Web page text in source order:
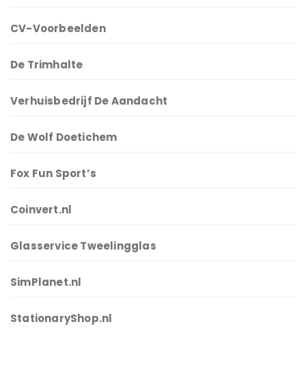
CV-Voorbeelden
De Trimhalte
Verhuisbedrijf De Aandacht
De Wolf Doetichem
Fox Fun Sport’s
Coinvert.nl
Glasservice Tweelingglas
SimPlanet.nl
StationaryShop.nl